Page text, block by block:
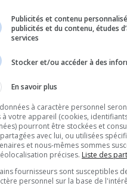
Publicités et contenu
publicités et du contenu, études
services
Stocker et/ou accéder à des
En savoir plus
à caractère personnel
à votre appareil (cookies,
pourront être stockées et
avec lui, ou utilisées
et nous-mêmes sommes
précises. Liste des
fournisseurs sont susceptibles
personnel sur la base de